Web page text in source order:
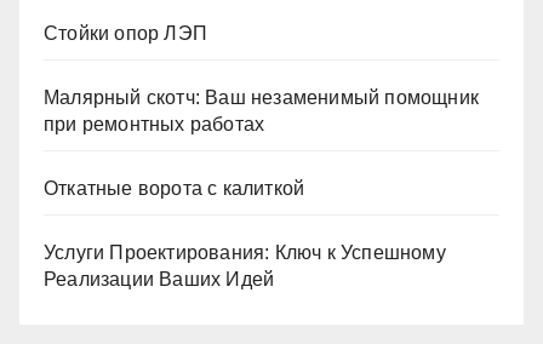
Стойки опор ЛЭП
Малярный скотч: Ваш незаменимый помощник
при ремонтных работах
Откатные ворота с калиткой
Услуги Проектирования: Ключ к Успешному
Реализации Ваших Идей